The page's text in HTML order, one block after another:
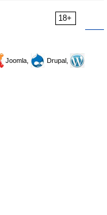
18+
Joomla,
Drupal,